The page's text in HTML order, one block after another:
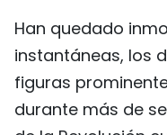
Han quedado
instantáneas, los
figuras
durante más de